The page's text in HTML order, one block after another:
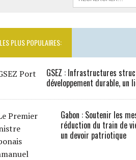
LES PLUS POPULAIRES:
GSEZ : Infrastructures
développement durable, un
Gabon : Soutenir les
réduction du train de
un devoir patriotique